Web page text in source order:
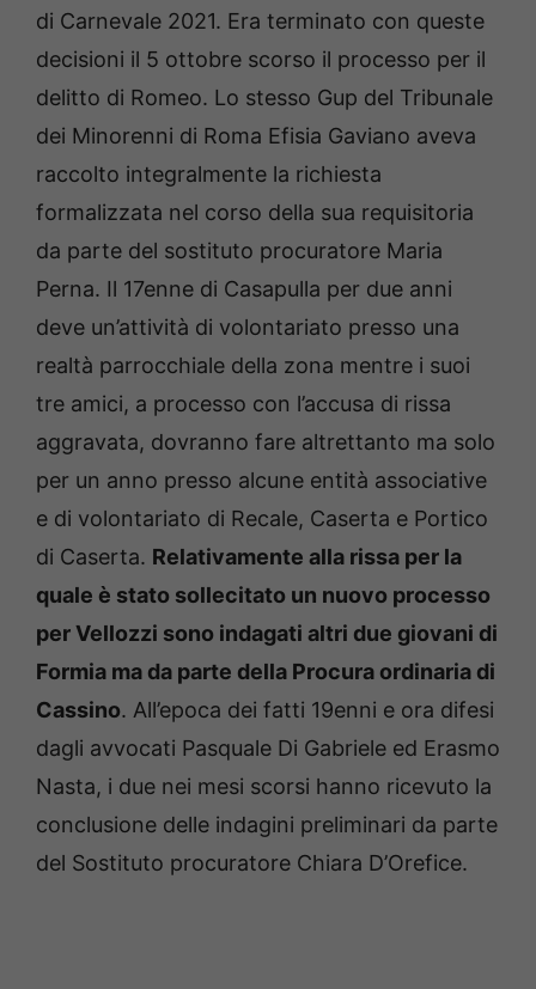
di Carnevale 2021. Era terminato con queste
decisioni il 5 ottobre scorso il processo per il
delitto di Romeo. Lo stesso Gup del Tribunale
dei Minorenni di Roma Efisia Gaviano aveva
raccolto integralmente la richiesta
formalizzata nel corso della sua requisitoria
da parte del sostituto procuratore Maria
Perna. Il 17enne di Casapulla per due anni
deve un’attività di volontariato presso una
realtà parrocchiale della zona mentre i suoi
tre amici, a processo con l’accusa di rissa
aggravata, dovranno fare altrettanto ma solo
per un anno presso alcune entità associative
e di volontariato di Recale, Caserta e Portico
di Caserta. Relativamente alla rissa per la
quale è stato sollecitato un nuovo processo
per Vellozzi sono indagati altri due giovani di
Formia ma da parte della Procura ordinaria di
Cassino. All’epoca dei fatti 19enni e ora difesi
dagli avvocati Pasquale Di Gabriele ed Erasmo
Nasta, i due nei mesi scorsi hanno ricevuto la
conclusione delle indagini preliminari da parte
del Sostituto procuratore Chiara D’Orefice.